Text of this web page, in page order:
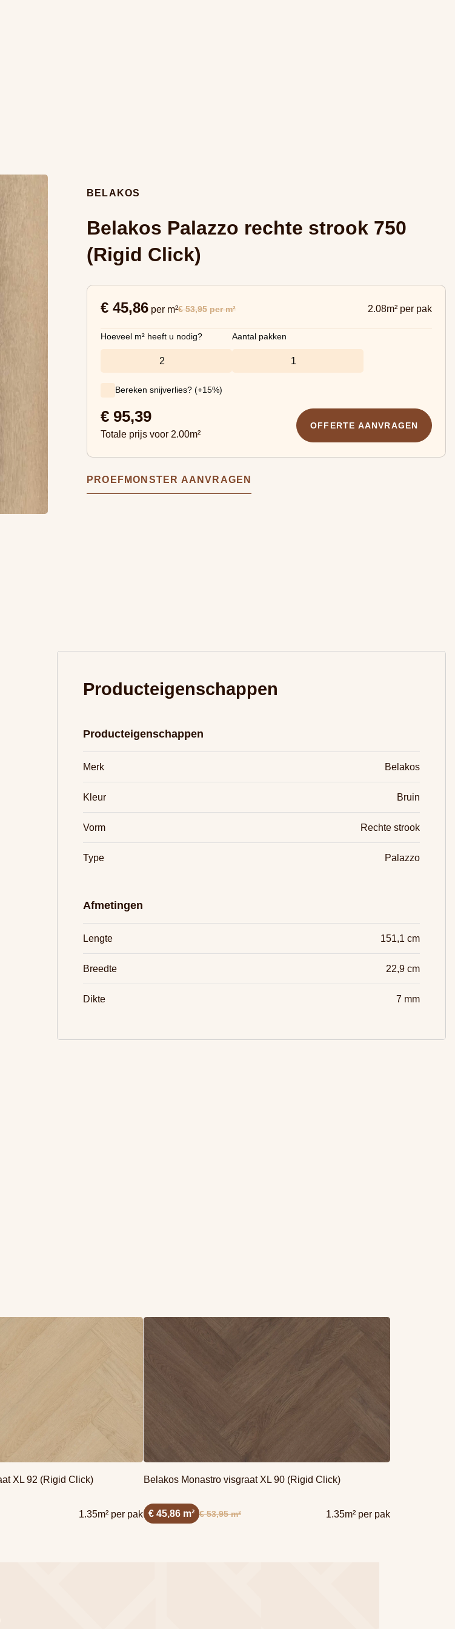
BELAKOS
Belakos Palazzo rechte strook 750
(Rigid Click)
€ 45,86 per m²€ 53,95 per m² 2.08m² per pak
Hoeveel m² heeft u nodig? Aantal pakken
Bereken snijverlies? (+15%)
€ 95,39
Totale prijs voor 2.00m²
OFFERTE AANVRAGEN
PROEFMONSTER AANVRAGEN
Producteigenschappen
Producteigenschappen
Merk Belakos
Kleur Bruin
Vorm Rechte strook
Type Palazzo
Afmetingen
Lengte 151,1 cm
Breedte 22,9 cm
Dikte 7 mm
XL 92 (Rigid Click)
1.35m² per pak
visgraat XL 92 (Rigid
Belakos Monastro visgraat XL 90 (Rigid Click)
€ 45,86 m² € 53,95 m² 1.35m² per pak
Lees meer overBelakos Monastro visgraat XL 90 (Rigid